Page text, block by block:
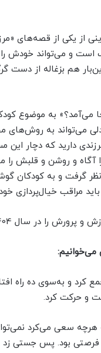
از یکی از قصه‌های
است و می‌تواند خودش
هم بزغاله از دست
به موضوع
می‌تواند به روش‌های
دارید که دچار
و روشن و قلبش را
نظر گرفت و به کودکان
مراقب خیال‌پردازی
آورده و دارای نشان سه لاک‌پشت پرنده است.
می‌خوانیم:
کرد و به‌سوی ده راه
و حرکت کرد.
هرچه سعی می‌کرد
بود. پس جستی